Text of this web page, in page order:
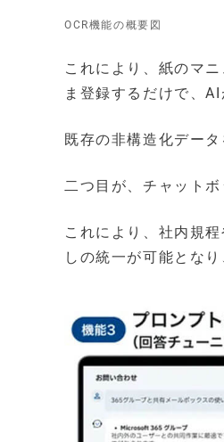
OCR機能の概要図
これにより、紙のマ
ま登録するだけで、
既存の非構造化デー
二つ目が、チャット
これにより、社内規
しの統一が可能とな